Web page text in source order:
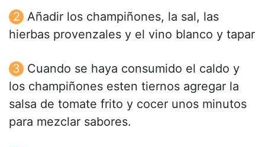
Añadir los champiñones, la sal, las
hierbas provenzales y el vino blanco y tapar
Cuando se haya consumido el caldo y
los champiñones esten tiernos agregar la
salsa de tomate frito y cocer unos minutos
para mezclar sabores.